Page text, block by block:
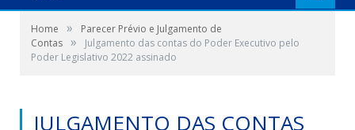
Home »
Parecer Prévio e Julgamento de
Contas »
Julgamento das contas do Poder Executivo pelo
Poder Legislativo 2022 assinado
JULGAMENTO DAS CONTAS